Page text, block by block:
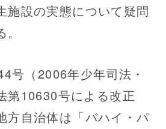
施設の実態について疑問
号（2006年少年司法・
第10630号による改正
方自治体は「バハイ・パ